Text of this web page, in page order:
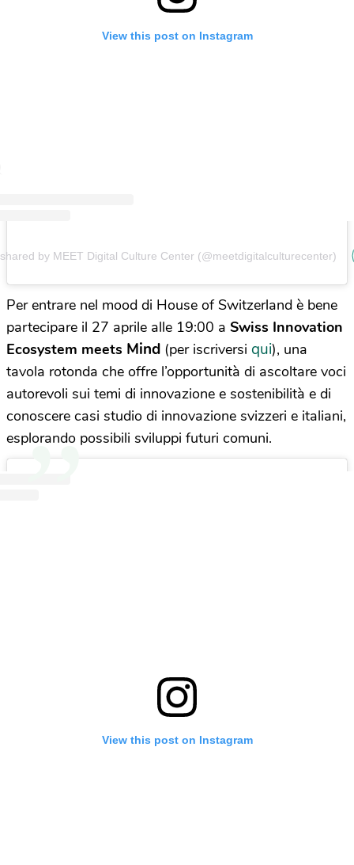
View this post on Instagram
by MEET Digital Culture Center (@meetdigitalculturecenter)
Per entrare nel mood di House of Switzerland è bene
partecipare il 27 aprile alle 19:00 a Swiss Innovation
Ecosystem meets Mind (per iscriversi qui), una
tavola rotonda che offre l’opportunità di ascoltare voci
autorevoli sui temi di innovazione e sostenibilità e di
conoscere casi studio di innovazione svizzeri e italiani,
esplorando possibili sviluppi futuri comuni.
View this post on Instagram